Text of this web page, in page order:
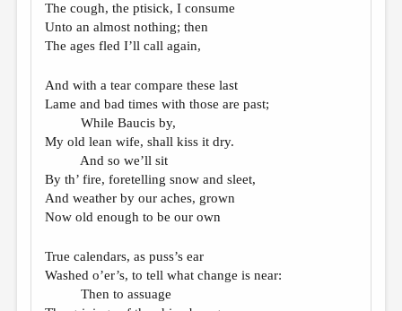
The cough, the ptisick, I consume
Unto an almost nothing; then
The ages fled I’ll call again,
And with a tear compare these last
Lame and bad times with those are past;
While Baucis by,
My old lean wife, shall kiss it dry.
And so we’ll sit
By th’ fire, foretelling snow and sleet,
And weather by our aches, grown
Now old enough to be our own
True calendars, as puss’s ear
Washed o’er’s, to tell what change is near:
Then to assuage